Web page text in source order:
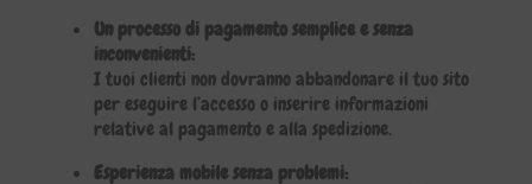
Un processo di pagamento semplice e senza
inconvenienti:
I tuoi clienti non dovranno abbandonare il tuo sito
per eseguire l’accesso o inserire informazioni
relative al pagamento e alla spedizione.
Esperienza mobile senza problemi: